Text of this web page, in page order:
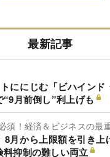
最新記事
ににじむ「ビハインド
月前倒し”利上げも
須！経済＆ビジネスの最
8月から上限額を引き
抑制の難しい両立